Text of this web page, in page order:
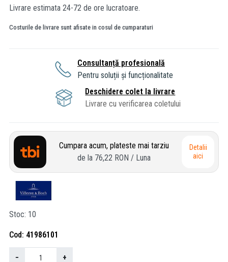
Livrare estimata 24-72 de ore lucratoare.
Costurile de livrare sunt afisate in cosul de cumparaturi
Consultanță profesională
Pentru soluții și funcționalitate
Deschidere colet la livrare
Livrare cu verificarea coletului
Cumpara acum, plateste mai tarziu
de la 76,22 RON / Luna
Detalii
aici
Stoc 10
Cod 41986101
− +